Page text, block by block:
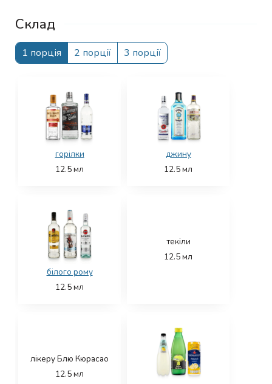
Склад
1 порція 2 порції 3 порції
горілки
12.5мл
джину
12.5мл
білого рому
12.5мл
текіли
12.5мл
лікеру Блю Кюрасао
12.5мл